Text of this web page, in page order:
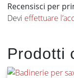
Recensisci per
Devi effettuare
Prodotti